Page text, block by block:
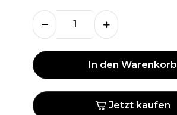
In den Warenkorb
Jetzt kaufen